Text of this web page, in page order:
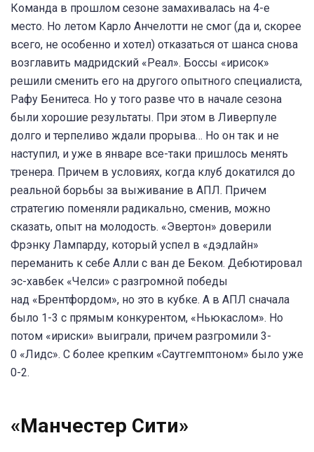
Команда в прошлом сезоне замахивалась на 4-е
место. Но летом Карло Анчелотти не смог (да и, скорее
всего, не особенно и хотел) отказаться от шанса снова
возглавить мадридский «Реал». Боссы «ирисок»
решили сменить его на другого опытного специалиста,
Рафу Бенитеса. Но у того разве что в начале сезона
были хорошие результаты. При этом в Ливерпуле
долго и терпеливо ждали прорыва… Но он так и не
наступил, и уже в январе все-таки пришлось менять
тренера. Причем в условиях, когда клуб докатился до
реальной борьбы за выживание в АПЛ. Причем
стратегию поменяли радикально, сменив, можно
сказать, опыт на молодость. «Эвертон» доверили
Фрэнку Лампарду, который успел в «дэдлайн»
переманить к себе Алли с ван де Беком. Дебютировал
эс-хавбек «Челси» с разгромной победы
над «Брентфордом», но это в кубке. А в АПЛ сначала
было 1-3 с прямым конкурентом, «Ньюкаслом». Но
потом «ириски» выиграли, причем разгромили 3-
0 «Лидс». С более крепким «Саутгемптоном» было уже
0-2.
«Манчестер Сити»